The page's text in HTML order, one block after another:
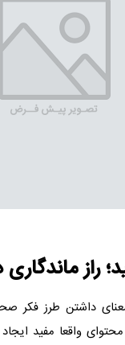
راز ماندگاری
داشتن طرز فکر
واقعا مفید